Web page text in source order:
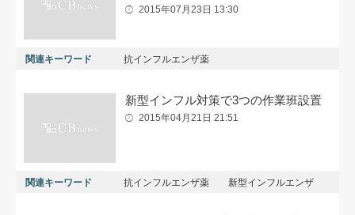
2015年07月23日 13:30
関連キーワード 抗インフルエンザ薬
新型インフル対策で3つの作業班設置
2015年04月21日 21:51
関連キーワード 抗インフルエンザ薬 新型インフルエンザ